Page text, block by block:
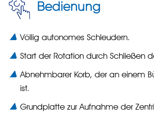
Bedienung
Völlig autonomes Schleudern.
Start der Rotation durch Schließen
Abnehmbarer Korb, der an einem
ist.
Grundplatte zur Aufnahme der